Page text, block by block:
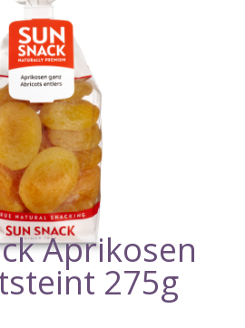
Aprikosen
275g